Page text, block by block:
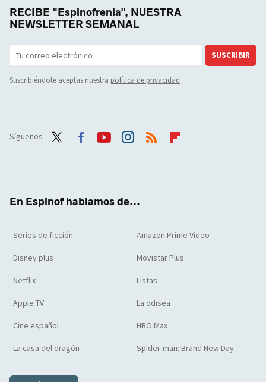
RECIBE "Espinofrenia", NUESTRA
NEWSLETTER SEMANAL
SUSCRIBIR
Suscribiéndote aceptas nuestra política de privacidad
Síguenos
En Espinof hablamos de...
Series de ficción Amazon Prime Video
Disney plus Movistar Plus
Netflix Listas
Apple TV La odisea
Cine español HBO Max
La casa del dragón Spider-man: Brand New Day